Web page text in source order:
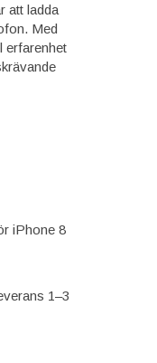
att ladda
Med
erfarenhet
iPhone 8
1–3